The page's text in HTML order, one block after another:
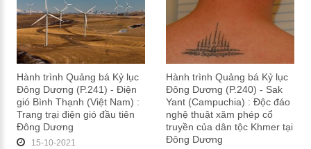
Hành trình Quảng bá Kỷ lục
Đông Dương (P.241) - Điện
gió Bình Thạnh (Việt Nam) :
Trang trại điện gió đầu tiên
Đông Dương
15-10-2021
Hành trình Quảng bá Kỷ lục
Đông Dương (P.240) - Sak
Yant (Campuchia) : Độc đáo
nghệ thuật xăm phép cổ
truyền của dân tộc Khmer tại
Đông Dương